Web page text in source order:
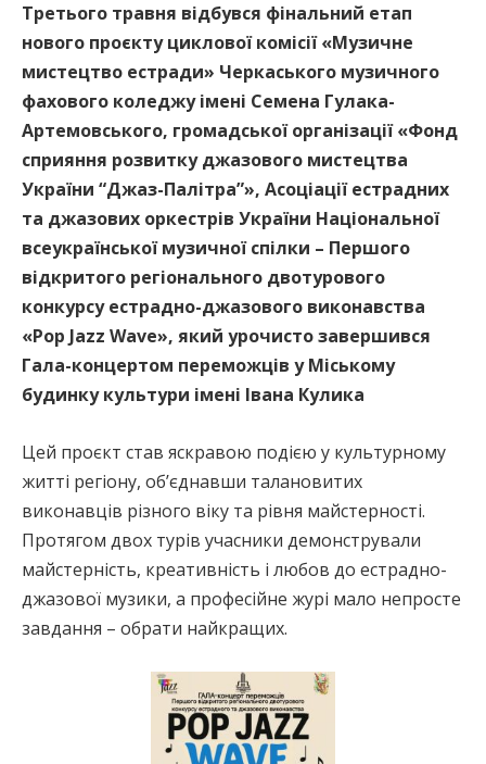
Третього травня відбувся фінальний етап
нового проєкту циклової комісії «Музичне
мистецтво естради» Черкаського музичного
фахового коледжу імені Семена Гулака-
Артемовського, громадської організації «Фонд
сприяння розвитку джазового мистецтва
України “Джаз-Палітра”», Асоціації естрадних
та джазових оркестрів України Національної
всеукраїнської музичної спілки – Першого
відкритого регіонального двотурового
конкурсу естрадно-джазового виконавства
«Pop Jazz Wave», який урочисто завершився
Гала-концертом переможців у Міському
будинку культури імені Івана Кулика
Цей проєкт став яскравою подією у культурному
житті регіону, об’єднавши талановитих
виконавців різного віку та рівня майстерності.
Протягом двох турів учасники демонстрували
майстерність, креативність і любов до естрадно-
джазової музики, а професійне журі мало непросте
завдання – обрати найкращих.